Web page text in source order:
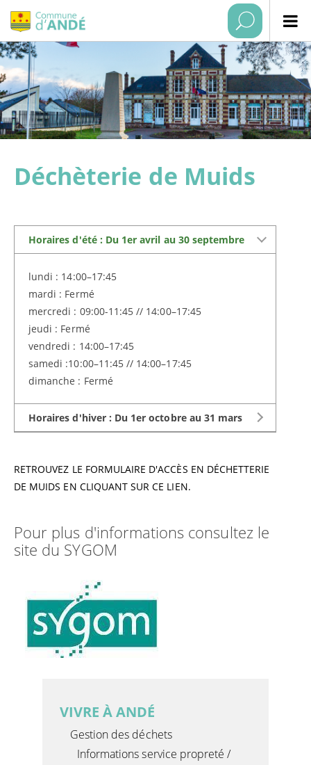
Déchèterie de Muids
Horaires d'été : Du 1er avril au 30 septembre
lundi : 14:00–17:45
mardi : Fermé
mercredi : 09:00-11:45 // 14:00–17:45
jeudi : Fermé
vendredi : 14:00–17:45
samedi :10:00–11:45 // 14:00–17:45
dimanche : Fermé
Horaires d'hiver : Du 1er octobre au 31 mars
lundi : 14:00–16:45
mardi : Fermé
vendredi : 14:00–16:45
samedi :10:00–11:45 // 14:00–16:45
RETROUVEZ LE FORMULAIRE D'ACCÈS EN DÉCHETTERIE
DE MUIDS EN CLIQUANT SUR CE LIEN.
Pour plus d'informations consultez le
site du SYGOM
VIVRE À ANDÉ
Gestion des déchets
Informations service propreté /